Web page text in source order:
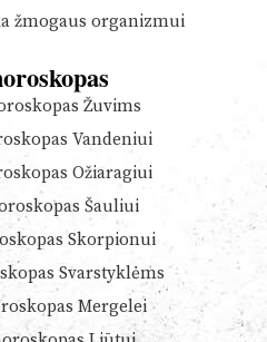
žmogaus organizmui
Žuvims
Vandeniui
Ožiaragiui
Šauliui
Skorpionui
Svarstyklėms
Mergelei